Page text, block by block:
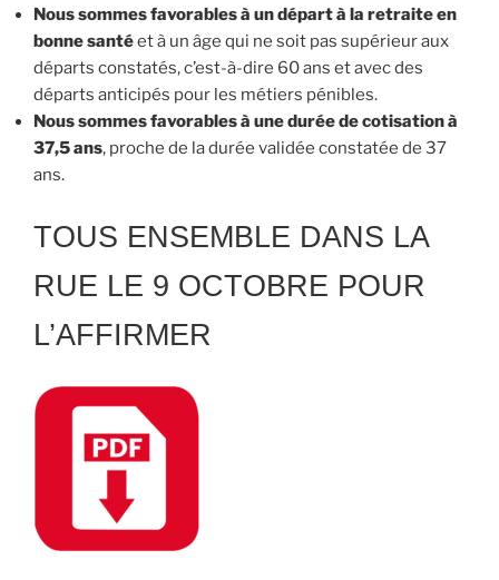
Nous sommes favorables à un départ à la retraite en
bonne santéet à un âge qui ne soit pas supérieur aux
départs constatés, c’est-à-dire 60 ans et avec des
départs anticipés pour les métiers pénibles.
Nous sommes favorables à une durée de cotisation à
37,5 ans, proche de la durée validée constatée de 37
ans.
TOUS ENSEMBLE DANS LA
RUE LE 9 OCTOBRE POUR
L’AFFIRMER